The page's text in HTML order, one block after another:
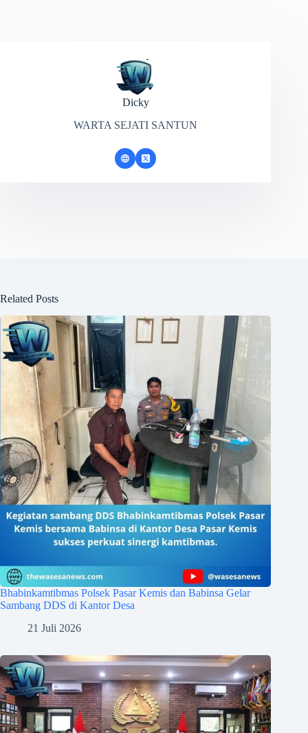
Dicky
WARTA SEJATI SANTUN
Related Posts
Bhabinkamtibmas Polsek Pasar Kemis dan Babinsa Gelar
Sambang DDS di Kantor Desa
21 Juli 2026